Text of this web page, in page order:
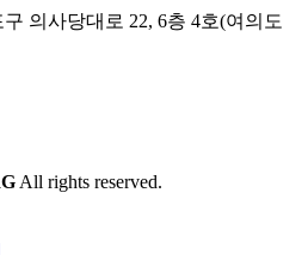
의사당대로 22, 6층 4호(여의도
All rights reserved.